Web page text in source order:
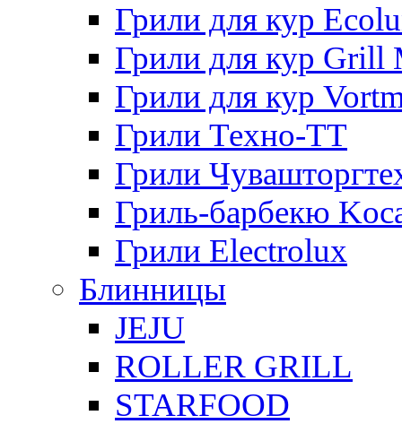
Грили для кур
Грили для кур Grill
Грили для кур
Грили Техно-ТТ
Грили
Гриль-барбекю
Грили Electrolux
Блинницы
JEJU
ROLLER GRILL
STARFOOD